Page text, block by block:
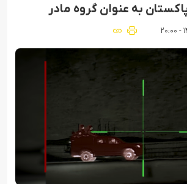
به عنوان گروه مادر